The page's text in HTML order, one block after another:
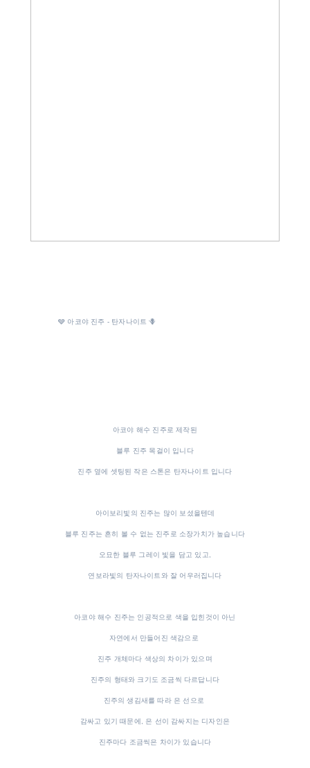
🩶 아코야 진주 - 탄자나이트 🪻
아코야 해수 진주로 제작된
블루 진주 목걸이 입니다
진주 옆에 셋팅된 작은 스톤은 탄자나이트 입니다
아이보리빛의 진주는 많이 보셨을텐데
블루 진주는 흔히 볼 수 없는 진주로 소장가치가 높습니다
오묘한 블루 그레이 빛을 담고 있고,
연보라빛의 탄자나이트와 잘 어우러집니다
아코야 해수 진주는 인공적으로 색을 입힌것이 아닌
자연에서 만들어진 색감으로
진주 개체마다 색상의 차이가 있으며
진주의 형태와 크기도 조금씩 다르답니다
진주의 생김새를 따라 은 선으로
감싸고 있기 때문에, 은 선이 감싸지는 디자인은
진주마다 조금씩은 차이가 있습니다